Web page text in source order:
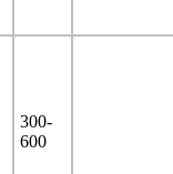
300-
600